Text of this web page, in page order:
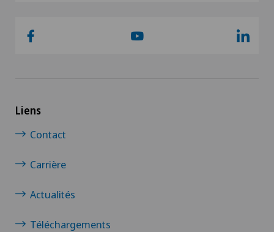
Liens
Contact
Carrière
Actualités
Téléchargements